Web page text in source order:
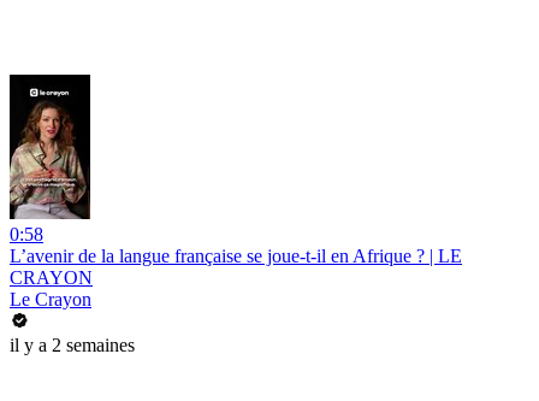
0:58
L’avenir de la langue française se joue-t-il en Afrique ? | LE
CRAYON
Le Crayon
il y a 2 semaines